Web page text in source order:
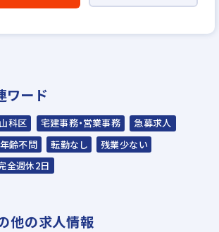
類による書類選考
相談に応じます。現在、在職中
にご応募ください。
ワード
科区 宅建事務・営業事務
急募求人
年齢不問 転勤なし
残業少ない
全週休2日
他の求人情報